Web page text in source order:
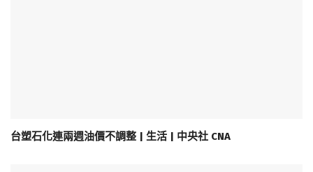
台塑石化連兩週油價不調整 | 生活 | 中央社 CNA